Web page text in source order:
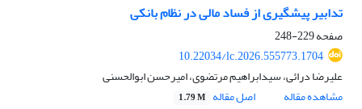
تدابیر پیشگیری از فساد مالی در نظام بانکی
صفحه229-248
10.22034/lc.2026.555773.1704
علیرضا درائی، سیدابراهیم مرتضوی، امیرحسن ابوالحسنی
مشاهده مقاله
اصل مقاله 1.79 M